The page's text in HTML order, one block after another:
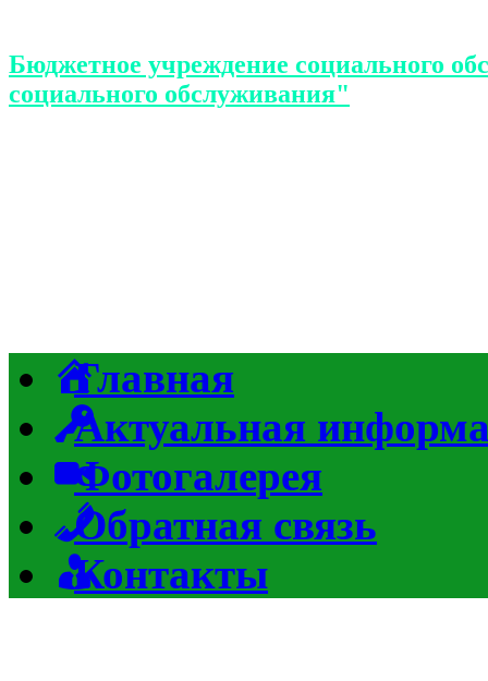
Бюджетное учреждение социального
социального обслуживания"
Главная
Актуальная
Фотогалерея
Обратная связь
Контакты